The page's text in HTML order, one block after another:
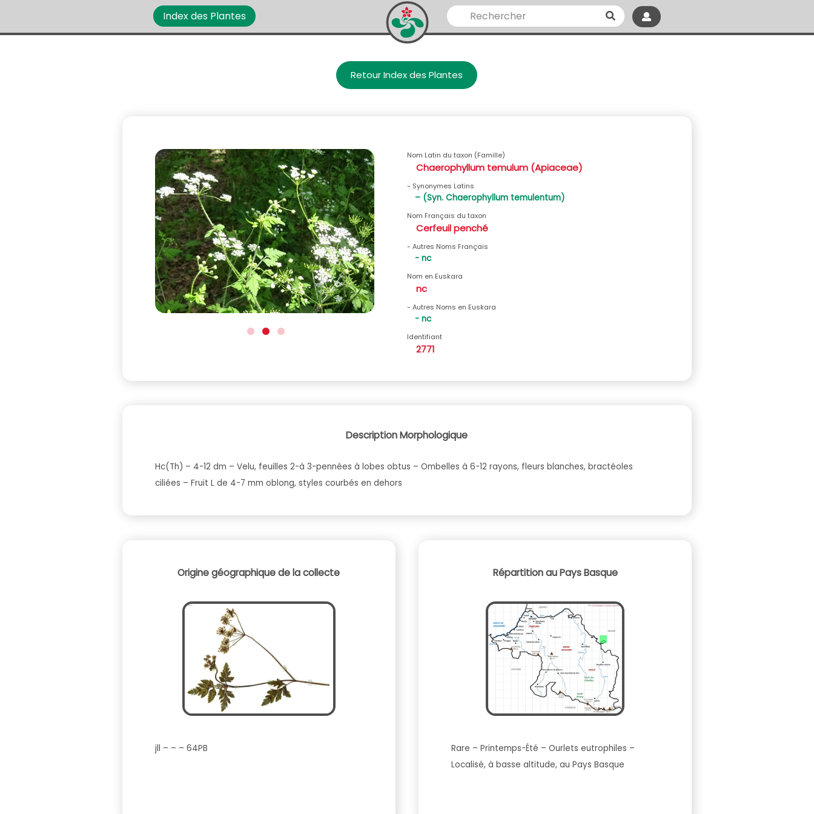
Index des Plantes
Retour Index des Plantes
Nom Latin du taxon (Famille)
Chaerophyllum temulum (Apiaceae)
- Synonymes Latins
– (Syn. Chaerophyllum temulentum)
Nom Français du taxon
Cerfeuil penché
- Autres Noms Français
- nc
Nom en Euskara
nc
- Autres Noms en Euskara
- nc
Identifiant
2771
Description Morphologique
Hc(Th) – 4-12 dm – Velu, feuilles 2-à 3-pennées à lobes obtus – Ombelles à 6-12 rayons, fleurs blanches, bractéoles
ciliées – Fruit L de 4-7 mm oblong, styles courbés en dehors
Origine géographique de la collecte
jll – – – 64PB
Répartition au Pays Basque
Rare – Printemps-Été – Ourlets eutrophiles –
Localisé, à basse altitude, au Pays Basque